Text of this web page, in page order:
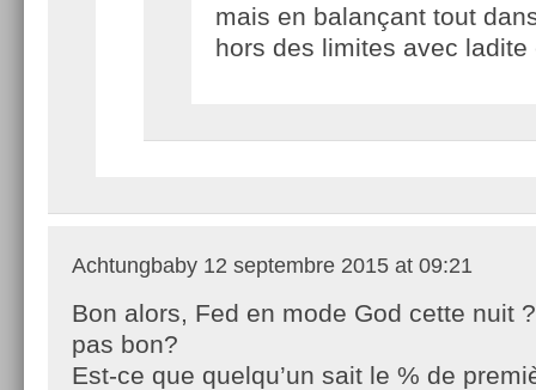
mais en balançant tout
hors des limites avec ladite
Achtungbaby 12 septembre 2015 at 09:21
Bon alors, Fed en mode God cette nuit
pas bon?
Est-ce que quelqu’un sait le % de